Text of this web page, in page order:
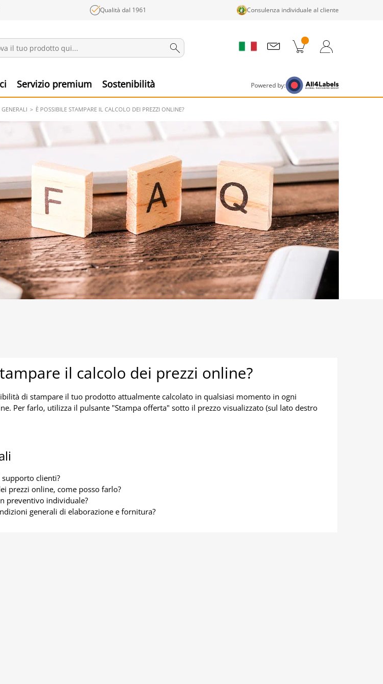
Qualità dal 1961 Consulenza individuale al cliente
Servizio premium Sostenibilità Powered by:
GENERALI È POSSIBILE STAMPARE IL CALCOLO DEI PREZZI ONLINE?
il calcolo dei prezzi online?
di stampare il tuo prodotto attualmente calcolato in qualsiasi momento in ogni
Per farlo, utilizza il pulsante "Stampa offerta" sotto il prezzo visualizzato (sul lato destro
clienti?
prezzi online, come posso farlo?
preventivo individuale?
generali di elaborazione e fornitura?